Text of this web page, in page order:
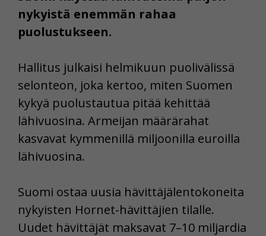
nykyistä enemmän rahaa
puolustukseen.
Hallitus julkaisi helmikuun puolivälissä
selonteon, joka kertoo, miten Suomen
kykyä puolustautua pitää kehittää
lähivuosina. Armeijan määrärahat
kasvavat kymmenillä miljoonilla euroilla
lähivuosina.
Suomi ostaa uusia hävittäjälentokoneita
nykyisten Hornet-hävittäjien tilalle.
Uudet hävittäjät maksavat 7–10 miljardia